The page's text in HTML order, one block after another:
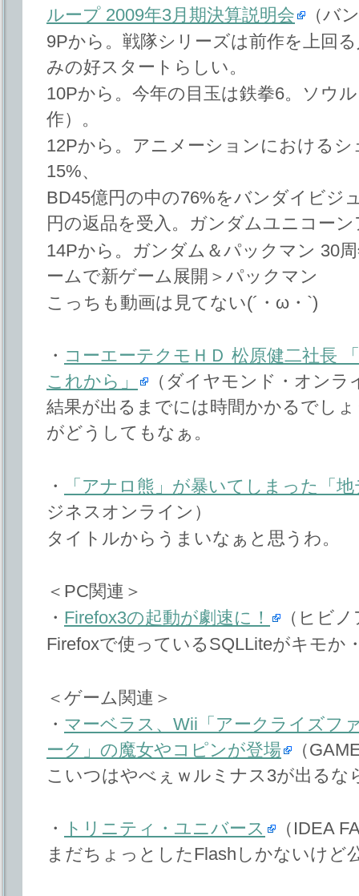
ループ 2009年3月期決算説明会
（バ
9Pから。戦隊シリーズは前作を上回
みの好スタートらしい。
10Pから。今年の目玉は鉄拳6。ソウ
作）。
12Pから。アニメーションにおける
15%、
BD45億円の中の76%をバンダイビジ
円の返品を受入。ガンダムユニコー
14Pから。ガンダム＆パックマン 30
ームで新ゲーム展開＞パックマン
こっちも動画は見てない(´・ω・`)
・ コーエーテクモＨＤ 松原健二社長
これから」
（ダイヤモンド・オンラ
結果が出るまでには時間かかるでし
がどうしてもなぁ。
・
「アナロ熊」が暴いてしまった「
ジネスオンライン）
タイトルからうまいなぁと思うわ。
＜PC関連＞
・ Firefox3の起動が劇速に！
（ヒビ
Firefoxで使っているSQLLiteがキモか
＜ゲーム関連＞
・ マーベラス、Wii「アークライズフ
ーク」の魔女やコピンが登場
（
こいつはやべぇｗルミナス3が出るな
・ トリニティ・ユニバース
（IDEA
まだちょっとしたFlashしかないけど